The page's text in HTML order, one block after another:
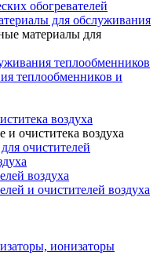
обогревателей
для обслуживания
материалы для
теплообменников
теплообменников и
воздуха
очиститека воздуха
очистителей
воздуха
и очистителей воздуха
ионизаторы